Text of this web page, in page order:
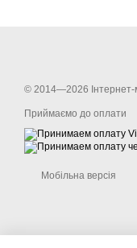
© 2014—2026 Інтернет-
Приймаємо до оплати
Мобільна версія